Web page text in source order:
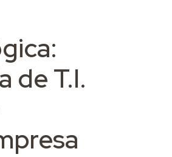
de T.I.